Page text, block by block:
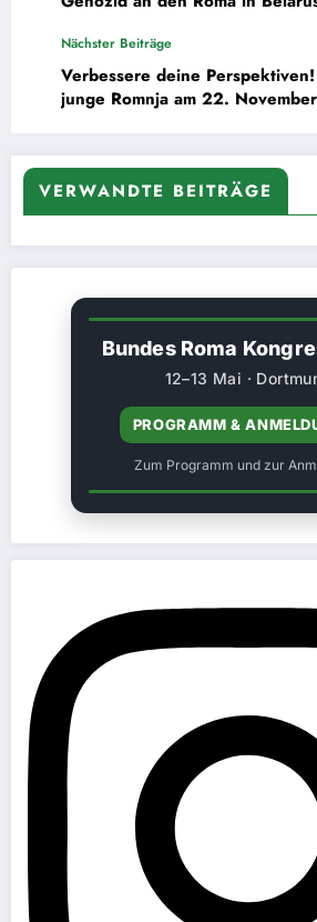
Nächster Beiträge
Verbessere deine
junge Romnja am 22.
VERWANDTE BEITRÄGE
Bundes Roma
12–13 Mai ·
PROGRAMM &
Zum Programm und zur